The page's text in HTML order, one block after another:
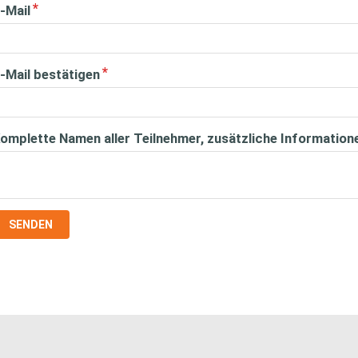
Mail
Mail bestätigen
Namen aller Teilnehmer, zusätzliche
SENDEN